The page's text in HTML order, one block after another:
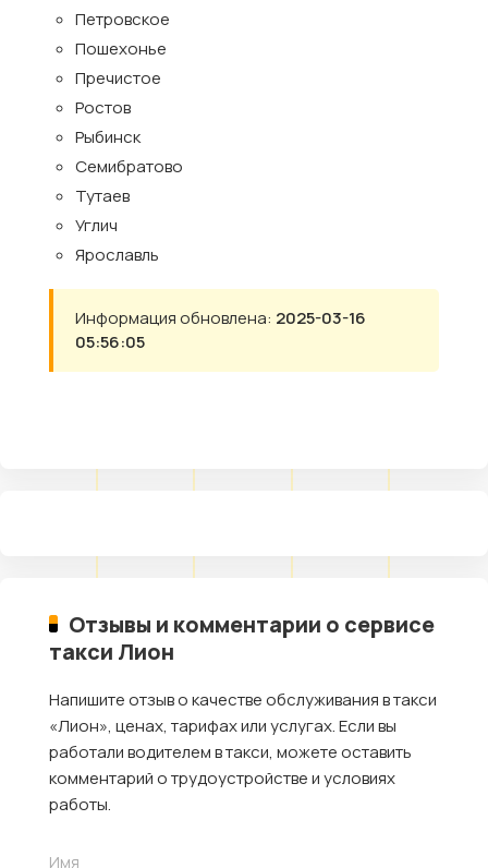
Петровское
Пошехонье
Пречистое
Ростов
Рыбинск
Семибратово
Тутаев
Углич
Ярославль
Информация обновлена: 2025-03-16
05:56:05
Отзывы и комментарии о сервисе
такси Лион
Напишите отзыв о качестве обслуживания в такси
«Лион», ценах, тарифах или услугах. Если вы
работали водителем в такси, можете оставить
комментарий о трудоустройстве и условиях
работы.